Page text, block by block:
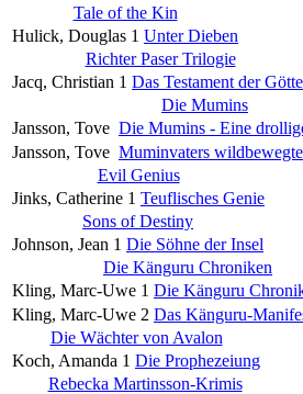
Tale of the Kin
Hulick, Douglas 1 Unter Dieben
Richter Paser Trilogie
Jacq, Christian 1 Das Testament der
Die Mumins
Jansson, Tove Die Mumins - Eine
Jansson, Tove Muminvaters
Evil Genius
Jinks, Catherine 1 Teuflisches Genie
Sons of Destiny
Johnson, Jean 1 Die Söhne der Insel
Die Känguru Chroniken
Kling, Marc-Uwe 1 Die Känguru
Kling, Marc-Uwe 2 Das Känguru-
Die Wächter von Avalon
Koch, Amanda 1 Die Prophezeiung
Rebecka Martinsson-Krimis